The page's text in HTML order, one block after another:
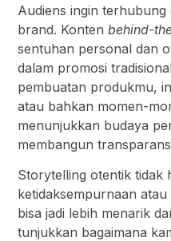
Audiens ingin terhubung
brand. Kontenbehind-
sentuhan personal dan
dalam promosi
pembuatan produkmu,
atau bahkan momen-
menunjukkan budaya
membangun
Storytelling otentik tidak
ketidaksempurnaan
bisa jadi lebih menarik
tunjukkan bagaimana